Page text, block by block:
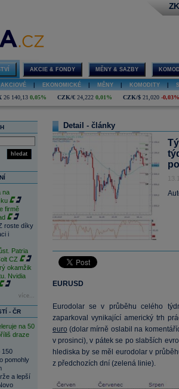
AKCIE & FONDY MĚNY & SAZBY
AKCIOVÉ EKONOMICKÉ MĚNY KOMODITY
26 140,13 0,05% CZK/€ 24,222 0,01% CZK/$ 21,020 -0,03%
hledat
na
firmě
roste díky
i
Patria
CZ
okamžik
Nvidia
více...
- ČR
na 50
draze
150
pomohly
a lepší
Detail - články
EURUSD
Eurodolar se v průběhu celého
zaparkoval vynikající americký trh
euro (dolar mírně oslabil na
v prosinci), v pátek se po slabších
hlediska by se měl eurodolar v
z předchozích dní (zelená linie).